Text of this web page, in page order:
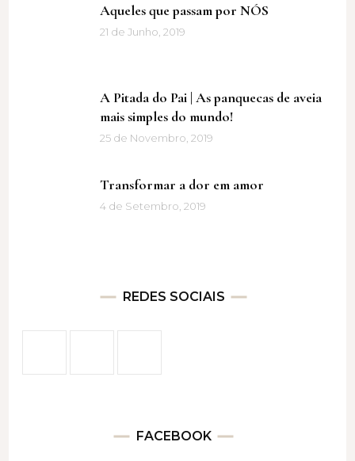
Aqueles que passam por NÓS
21 de Junho, 2019
A Pitada do Pai | As panquecas de aveia
mais simples do mundo!
25 de Novembro, 2019
Transformar a dor em amor
4 de Setembro, 2019
REDES SOCIAIS
FACEBOOK